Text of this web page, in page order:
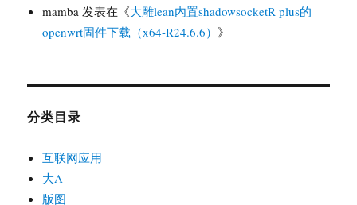
mamba 发表在《大雕lean内置shadowsocketR plus的
openwrt固件下载（x64-R24.6.6） 》
分类目录
互联网应用
大A
版图